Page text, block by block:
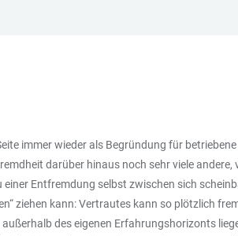
immer wieder als Begründung für
darüber hinaus noch sehr viele
Entfremdung selbst zwischen sich
ziehen kann: Vertrautes kann so plötzlich
des eigenen Erfahrungshorizonts